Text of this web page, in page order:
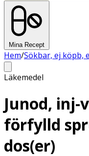
Mina Recept
Hem/Sökbar, ej köpb,
Läkemedel
Junod, inj-
förfylld
dos(er)